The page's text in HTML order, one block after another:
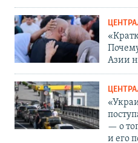
Азии
— о
и его